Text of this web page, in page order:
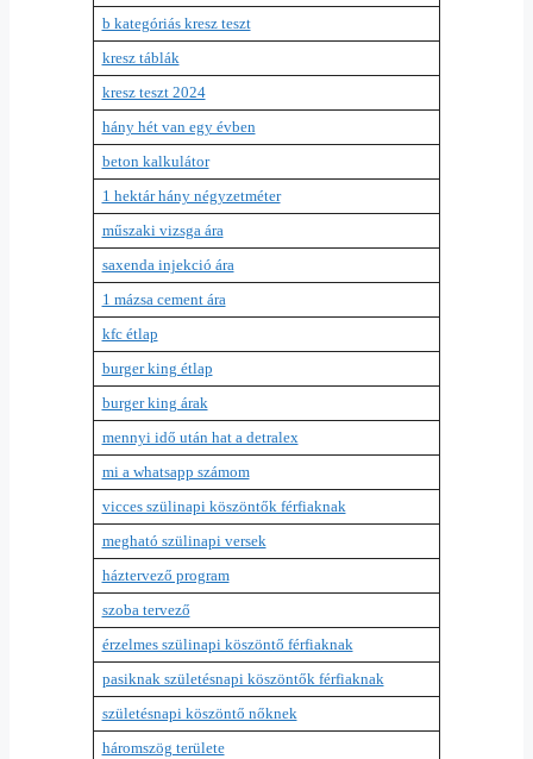
b kategóriás kresz teszt
kresz táblák
kresz teszt 2024
hány hét van egy évben
beton kalkulátor
1 hektár hány négyzetméter
műszaki vizsga ára
saxenda injekció ára
1 mázsa cement ára
kfc étlap
burger king étlap
burger king árak
mennyi idő után hat a detralex
mi a whatsapp számom
vicces szülinapi köszöntők férfiaknak
megható szülinapi versek
háztervező program
szoba tervező
érzelmes szülinapi köszöntő férfiaknak
pasiknak születésnapi köszöntők férfiaknak
születésnapi köszöntő nőknek
háromszög területe